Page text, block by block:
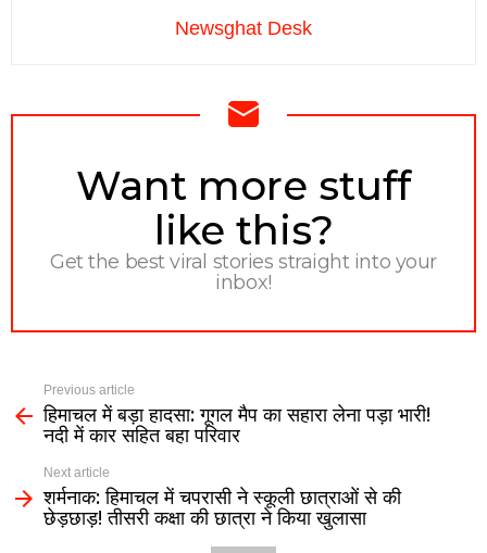
Newsghat Desk
NEWSLETTER
Want more stuff
like this?
Get the best viral stories straight into your
inbox!
Previous article
हिमाचल में बड़ा हादसा: गूगल मैप का सहारा लेना पड़ा भारी!
नदी में कार सहित बहा परिवार
Next article
शर्मनाक: हिमाचल में चपरासी ने स्कूली छात्राओं से की
छेड़छाड़! तीसरी कक्षा की छात्रा ने किया खुलासा